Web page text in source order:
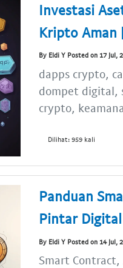
Investasi
Kripto Aman
By Eldi Y Posted on 17 Jul,
dapps crypto,
dompet digital,
crypto,
Dilihat: 959 kali
Panduan
Pintar
By Eldi Y Posted on 14 Jul,
Smart